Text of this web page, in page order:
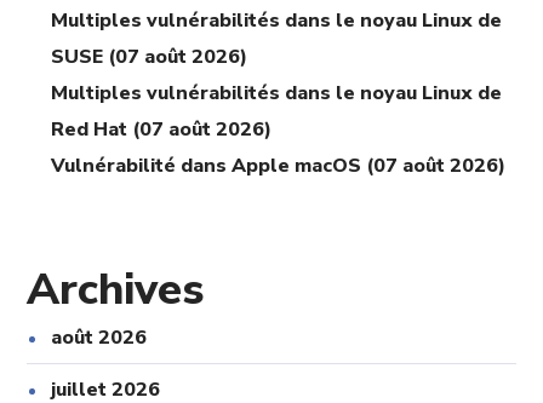
Multiples vulnérabilités dans le noyau Linux de
SUSE (07 août 2026)
Multiples vulnérabilités dans le noyau Linux de
Red Hat (07 août 2026)
Vulnérabilité dans Apple macOS (07 août 2026)
Archives
août 2026
juillet 2026